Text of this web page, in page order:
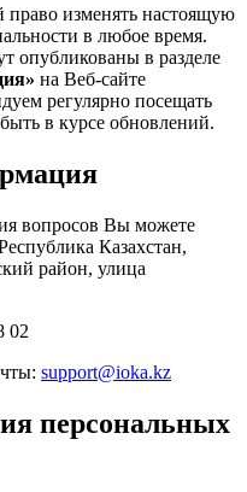
право изменять настоящую
в любое время.
опубликованы в разделе
на Веб-сайте
регулярно посещать
в курсе обновлений.
вопросов Вы можете
Казахстан,
район, улица
02
support@ioka.kz
персональных